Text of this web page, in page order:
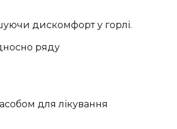
дискомфорт у горлі.
ряду
для лікування